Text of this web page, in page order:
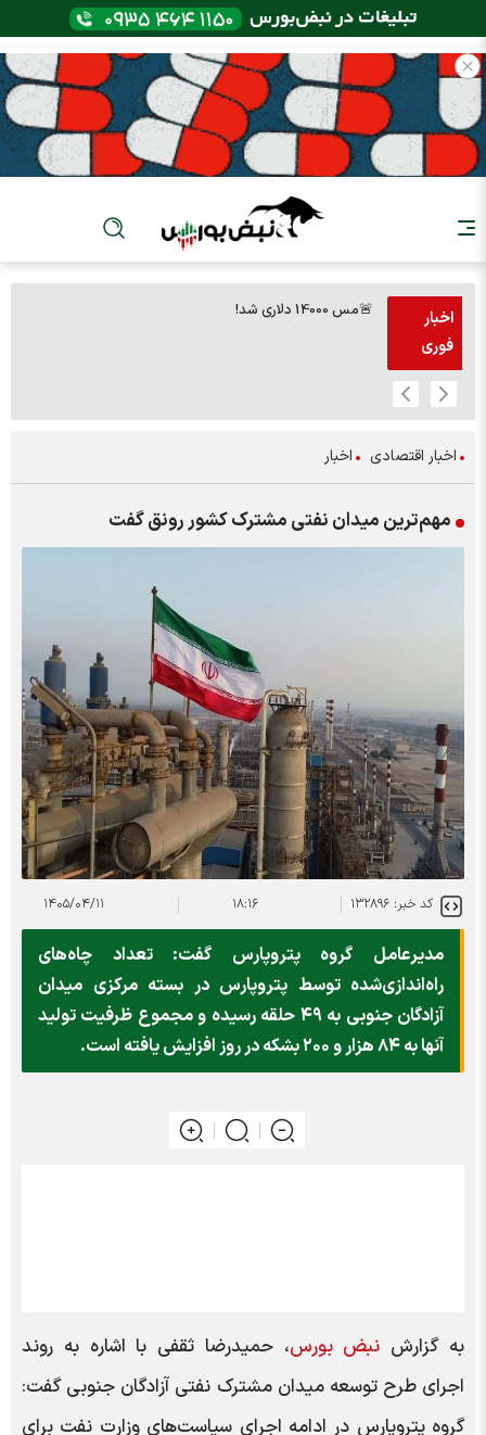
اخبار
فوری
🚨مس 14000 دلاری شد!
اخبار اقتصادی اخبار
مهم‌ترین میدان نفتی مشترک کشور رونق گفت
کد خبر: ۱۳۲۸۹۶ ۱۸:۱۶ ۱۴۰۵/۰۴/۱۱
مدیرعامل گروه پتروپارس گفت: تعداد چاه‌های
راه‌اندازی‌شده توسط پتروپارس در بسته مرکزی میدان
آزادگان جنوبی به ۴۹ حلقه رسیده و مجموع ظرفیت تولید
آنها به ۸۴ هزار و ۲۰۰ بشکه در روز افزایش یافته است.
به گزارش نبض بورس، حمیدرضا ثقفی با اشاره به روند
اجرای طرح توسعه میدان مشترک نفتی آزادگان جنوبی گفت:
گروه پتروپارس در ادامه اجرای سیاست‌های وزارت نفت برای